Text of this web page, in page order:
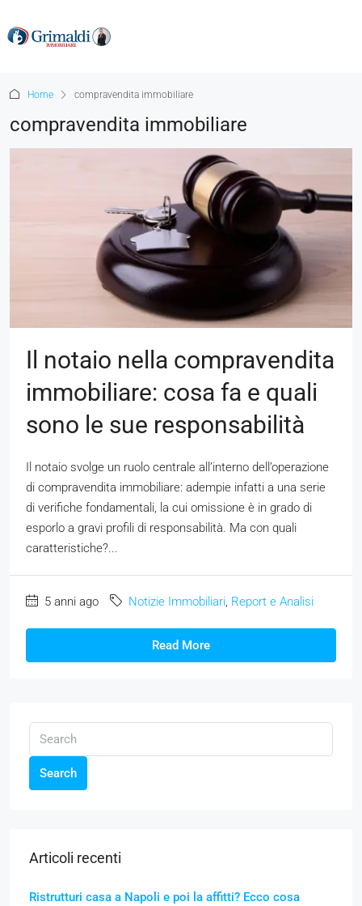
Home compravendita immobiliare
compravendita immobiliare
Il notaio nella compravendita
immobiliare: cosa fa e quali
sono le sue responsabilità
Il notaio svolge un ruolo centrale all’interno dell’operazione
di compravendita immobiliare: adempie infatti a una serie
di verifiche fondamentali, la cui omissione è in grado di
esporlo a gravi profili di responsabilità. Ma con quali
caratteristiche?...
5 anni ago Notizie Immobiliari, Report e Analisi
Read More
Search
Articoli recenti
Ristrutturi casa a Napoli e poi la affitti? Ecco cosa